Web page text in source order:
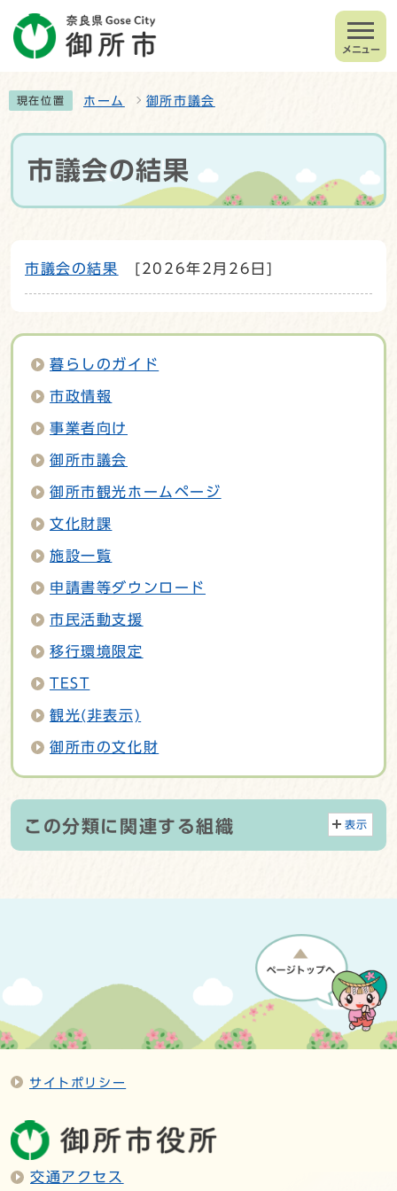
メニュー
現在位置 ホーム 御所市議会
市議会の結果
市議会の結果 [2026年2月26日]
暮らしのガイド
市政情報
事業者向け
御所市議会
御所市観光ホームページ
文化財課
施設一覧
申請書等ダウンロード
市民活動支援
移行環境限定
TEST
観光(非表示)
御所市の文化財
この分類に関連する組織 表示
サイトポリシー
交通アクセス